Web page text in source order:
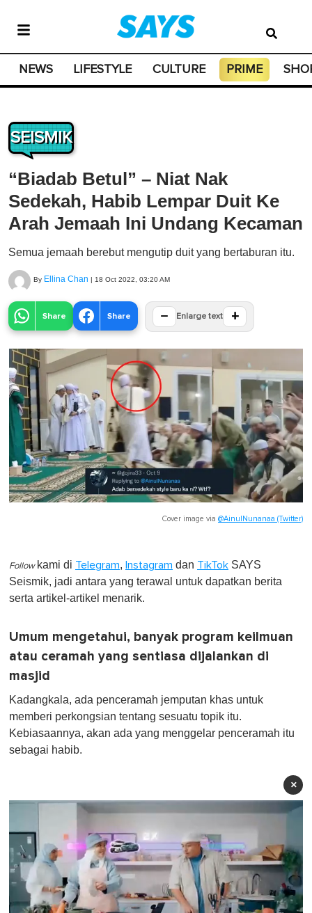
NEWS LIFESTYLE CULTURE PRIME
SEISMIK
“Biadab Betul” – Niat Nak
Sedekah, Habib Lempar Duit Ke
Arah Jemaah Ini Undang Kecaman
Semua jemaah berebut mengutip duit yang bertaburan itu.
By Ellina Chan | 18 Oct 2022, 03:20 AM
Share Share − Enlarge text +
Cover image via @AinulNunanaa (Twitter)
Follow kami di Telegram, Instagram dan TikTok SAYS
Seismik, jadi antara yang terawal untuk dapatkan berita
serta artikel-artikel menarik.
Umum mengetahui, banyak program keilmuan
atau ceramah yang sentiasa dijalankan di
masjid
Kadangkala, ada penceramah jemputan khas untuk
memberi perkongsian tentang sesuatu topik itu.
Kebiasaannya, akan ada yang menggelar penceramah itu
sebagai habib.
×